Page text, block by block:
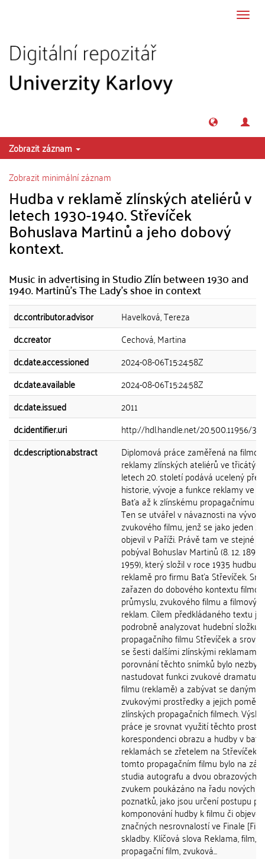
Zobrazit záznam
Zobrazit minimální záznam
Hudba v reklamě zlínských ateliérů v
letech 1930-1940. Střevíček
Bohuslava Martinů a jeho dobový
kontext.
Music in advertising in Studio Zlín between 1930 and
1940. Martinů's The Lady's shoe in context
dc.contributor.advisor
Havelková, Tereza
dc.creator
Cechová, Martina
dc.date.accessioned
2024-08-06T15:24:58Z
dc.date.available
2024-08-06T15:24:58Z
dc.date.issued
2011
dc.identifier.uri
http://hdl.handle.net/20.500.11956/
dc.description.abstract
Diplomová práce zaměřená na
reklamy zlínských ateliérů ve třicátých
letech 20. století podává ucelený
historie, vývoje a funkce reklamy ve
Baťa až k zlínskému propagačnímu
Ten se utvářel v návaznosti na vývoj
zvukového filmu, jenž se jako jeden z
objevil v Paříži. Právě tam ve stejné
pobýval Bohuslav Martinů (8. 12. 1890
1959), který složil v roce 1935 hudbu k
reklamě pro firmu Baťa Střevíček.
zařazen do dobového kontextu
průmyslu, zvukového filmu a filmových
reklam. Cílem předkládaného textu je
podrobně analyzovat hudební složku
propagačního filmu Střevíček a
se šesti dalšími zlínskými reklamami.
porovnání těchto snímků bylo
nastudovat funkci zvukové
filmu (reklamě) a zabývat se danými
zvukovými prostředky a jejich
zlínských propagačních filmech.
práce je srovnat využití těchto
korespondenci obrazu a hudby v
reklamách se zřetelem na Střevíček.
tomto propagačním filmu bylo na
studia autografu a dvou obrazových
zvukem poukázáno na řadu nových
poznatků, jako jsou určení postupu
komponování hudby k filmu či
značných nesrovnalostí ve Finale
skladby. Klíčová slova Reklama, film,
propagační film, zvuková...